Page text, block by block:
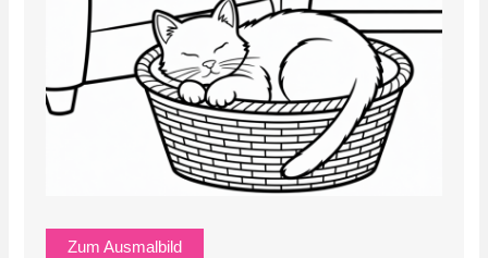
Zum Ausmalbild